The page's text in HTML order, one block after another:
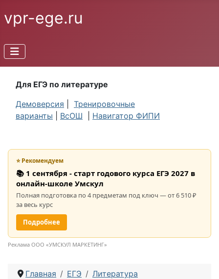
vpr-ege.ru
Для ЕГЭ по литературе
Демоверсия
Тренировочные
варианты
ВсОШ Навигатор ФИПИ
⭐ Рекомендуем
📚 1 сентября - старт годового курса ЕГЭ 2027 в
онлайн-школе Умскул
Полная подготовка по 4 предметам под ключ — от 6 510 ₽
за весь курс
Подробнее
Реклама ООО «УМСКУЛ МАРКЕТИНГ»
Главная ЕГЭ Литература